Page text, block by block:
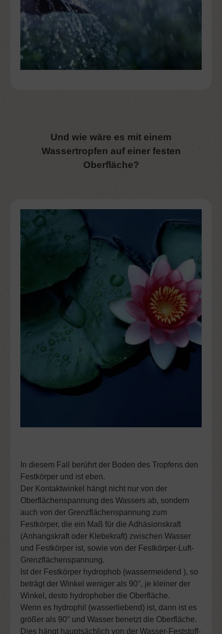
Und wie wäre es mit einem
Wassertropfen auf einer festen
Oberfläche?
In diesem Fall berührt der Boden des Tropfens den
Festkörper und ist eben.
Der Kontaktwinkel hängt nicht nur von der
Oberflächenspannung des Wassers ab, sondern
auch von der Grenzflächenspannung zum
Festkörper, die ein Maß für die Adhäsionskraft
(Anhangskraft oder Klebekraft) zwischen Wasser
und Festkörper ist, sowie von der Festkörper-Luft-
Grenzflächenspannung.
Ist der Festkörper hydrophob (wassermeidend ), so
beträgt der Winkel weniger als 90°, je kleiner der
Winkel, desto hydrophober die Oberfläche.
Wenn es hydrophil (wasserliebend) ist, dann ist es
größer als 90° und Wasser benetzt die Oberfläche.
Dies hängt hauptsächlich von der Wasser-Feststoff-